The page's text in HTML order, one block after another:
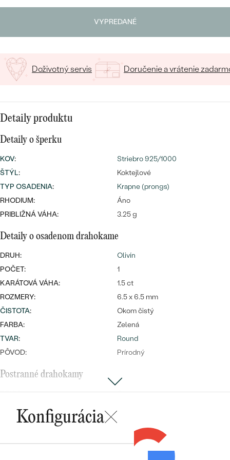
Najpredávanejšie
svadobné
obrúčky
PODĽA MATERIÁLU
ZLATO
PLATINA
Wave kolekcia
OBJAVIŤ
S DRAHOKAMAMI
S PERLAMI
PODĽA ŠTÝLU
PERSONALIZOVANÉ
SYMBOLICKÉ
MINIMALISTICKÉ
PODĽA PRÍLEŽITOSTI
NA MIERU
DIAMANTY
Najpredávanejšie
náušnice
PREZRIEŤ
CENOVO DOSTUPNÉ
Personalizované
LUXUSNÉ
Najpredávanejšie
prstene
PREZRIEŤ
VYPREDANÉ
Doživotný servis Doručenie a vrátenie
Detaily produktu
Detaily o šperku
KOV:
Striebro 925/1000
ŠTÝL:
Koktejlové
TYP OSADENIA:
Krapne (prongs)
RHODIUM:
Áno
PRIBLIŽNÁ VÁHA:
3.25 g
Detaily o osadenom drahokame
DRUH:
Olivín
POČET:
1
KARÁTOVÁ VÁHA:
1.5 ct
ROZMERY:
6.5 x 6.5 mm
ČISTOTA:
Okom čistý
FARBA:
Zelená
TVAR:
Round
PÔVOD:
Prírodný
Postranné drahokamy
DRUH:
Olivin
POČET:
TVAR:
Prírodný
Konfigurácia